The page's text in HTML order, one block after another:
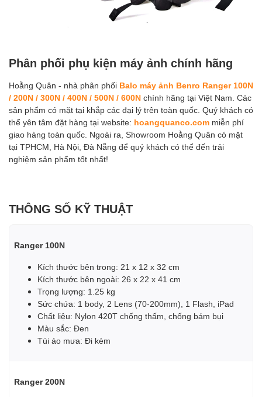
Phân phối phụ kiện máy ảnh chính hãng
Hoằng Quân - nhà phân phối Balo máy ảnh Benro Ranger 100N
/ 200N / 300N / 400N / 500N / 600N chính hãng tại Việt Nam. Các
sản phẩm có mặt tại khắp các đại lý trên toàn quốc. Quý khách có
thể yên tâm đặt hàng tại website: hoangquanco.com miễn phí
giao hàng toàn quốc. Ngoài ra, Showroom Hoằng Quân có mặt
tại TPHCM, Hà Nội, Đà Nẵng để quý khách có thể đến trải
nghiệm sản phẩm tốt nhất!
THÔNG SỐ KỸ THUẬT
Ranger 100N
Kích thước bên trong: 21 x 12 x 32 cm
Kích thước bên ngoài: 26 x 22 x 41 cm
Trọng lượng: 1.25 kg
Sức chứa: 1 body, 2 Lens (70-200mm), 1 Flash, iPad
Chất liệu: Nylon 420T chống thấm, chống bám bụi
Màu sắc: Đen
Túi áo mưa: Đi kèm
Ranger 200N